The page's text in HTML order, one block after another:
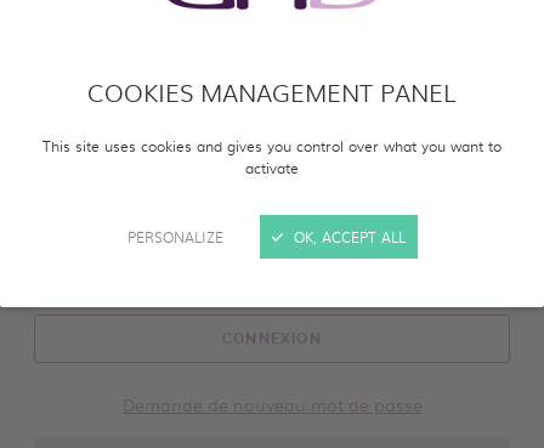
COOKIES MANAGEMENT PANEL
This site uses cookies and gives you control over what you want to
activate
PERSONALIZE OK, ACCEPT ALL
Veuillez vous connecter pour accéder à notre catalogue
CONNEXION
Demande de nouveau mot de passe